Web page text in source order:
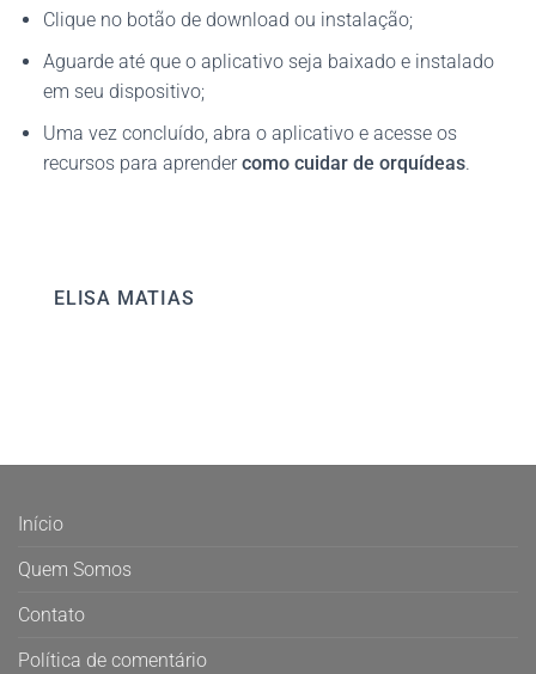
Clique no botão de download ou instalação;
Aguarde até que o aplicativo seja baixado e instalado
em seu dispositivo;
Uma vez concluído, abra o aplicativo e acesse os
recursos para aprendercomo cuidar de orquídeas.
ELISA MATIAS
Início
Quem Somos
Contato
Política de comentário